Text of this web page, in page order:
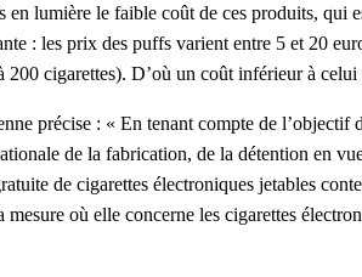
en lumière le faible coût de ces produits, qui
: les prix des puffs varient entre 5 et 20
cigarettes). D’où un coût inférieur à
précise : « En tenant compte de
de la fabrication, de la détention en
de cigarettes électroniques jetables
où elle concerne les cigarettes